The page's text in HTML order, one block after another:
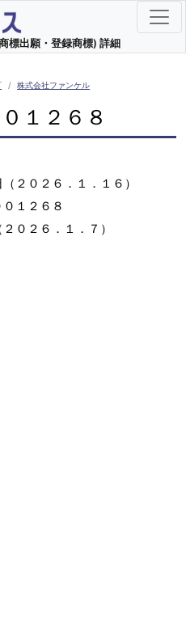
標出願・登録商標) 詳細
株式会社ファンケル
１２６８
２０２６．１．１６）
１２６８
０２６．１．７）